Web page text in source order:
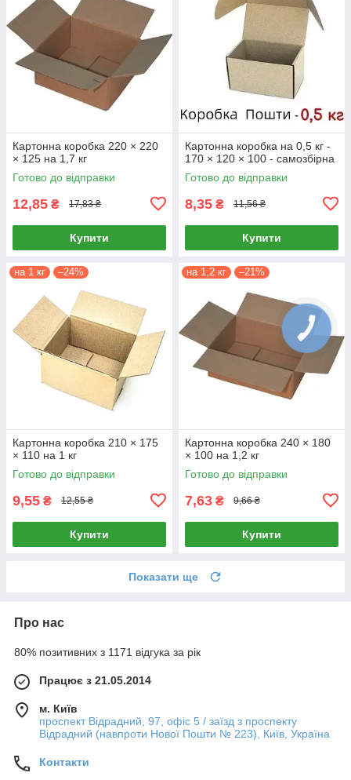
Картонна коробка 220 × 220
× 125 на 1,7 кг
Готово до відправки
12,85 ₴ 17,83 ₴
Купити
Картонна коробка на 0,5 кг -
170 × 120 × 100 - самозбірна
Готово до відправки
8,35 ₴ 11,56 ₴
Купити
на 1 кг –24%
Картонна коробка 210 × 175
× 110 на 1 кг
Готово до відправки
9,55 ₴ 12,55 ₴
Купити
на 1,2 кг –21%
Картонна коробка 240 × 180
× 100 на 1,2 кг
Готово до відправки
7,63 ₴ 9,66 ₴
Купити
Показати ще
Про нас
80% позитивних з 1171 відгука за рік
Працює з 21.05.2014
м. Київ
проспект Відрадний, 97, офіс 5 / заїзд з проспекту
Відрадний (навпроти Нової Пошти № 223), Київ, Україна
Контакти